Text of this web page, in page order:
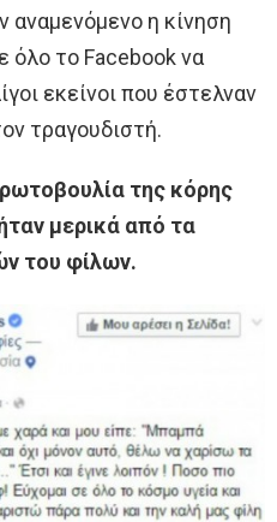
η κίνηση
όλο το Facebook να
εκείνοι που έστελναν
τραγουδιστή.
της κόρης
μερικά από τα
του φίλων.